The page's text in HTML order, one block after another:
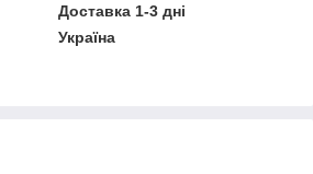
Доставка 1-3 дні
Україна